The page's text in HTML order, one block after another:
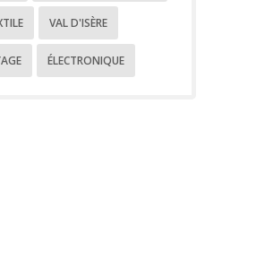
VAL D'ISÈRE
ÉLECTRONIQUE